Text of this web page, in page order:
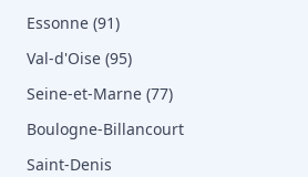
Essonne (91)
Val-d'Oise (95)
Seine-et-Marne (77)
Boulogne-Billancourt
Saint-Denis